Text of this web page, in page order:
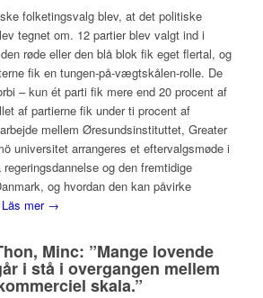
folketingsvalg blev, at det politiske
tegnet om. 12 partier blev valgt ind i
røde eller den blå blok fik eget flertal, og
fik en tungen-på-vægtskålen-rolle. De
– kun ét parti fik mere end 20 procent af
af partierne fik under ti procent af
mellem Øresundsinstituttet, Greater
universitet arrangeres et eftervalgsmøde i
og den fremtidige
og hvordan den kan påvirke
Läs mer →
Minc: ”Mange lovende
i stå i overgangen mellem
skala.”